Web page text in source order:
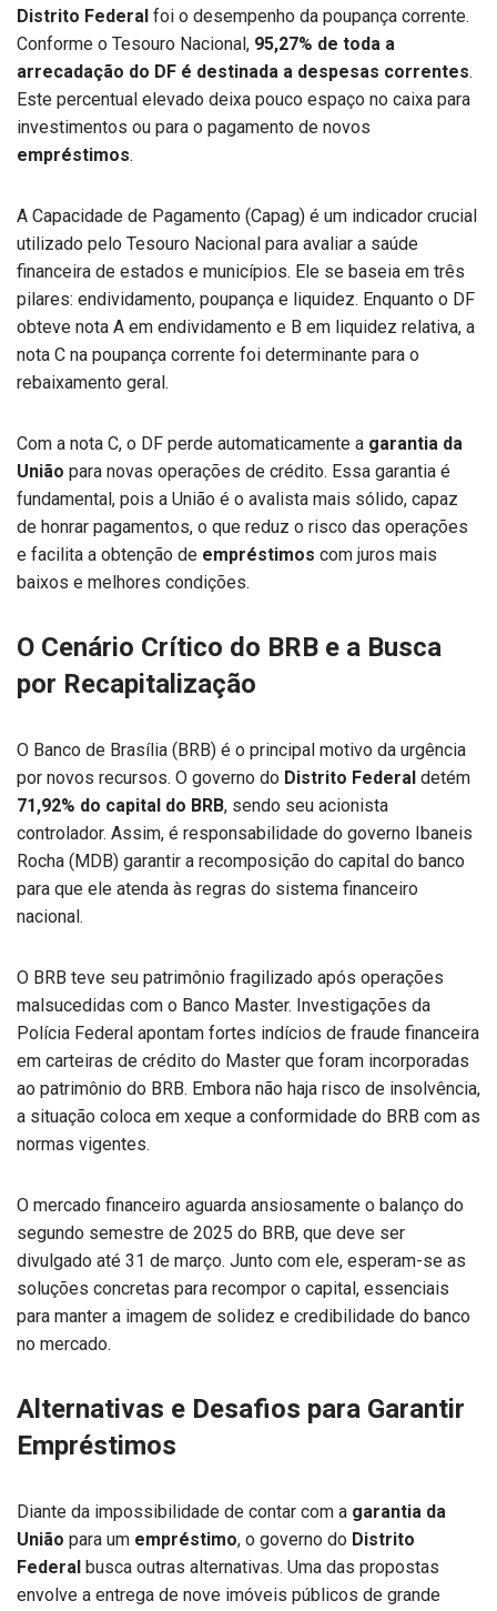
Distrito Federal foi o desempenho da poupança corrente.
Conforme o Tesouro Nacional, 95,27% de toda a
arrecadação do DF é destinada a despesas correntes.
Este percentual elevado deixa pouco espaço no caixa para
investimentos ou para o pagamento de novos
empréstimos.
A Capacidade de Pagamento (Capag) é um indicador crucial
utilizado pelo Tesouro Nacional para avaliar a saúde
financeira de estados e municípios. Ele se baseia em três
pilares: endividamento, poupança e liquidez. Enquanto o DF
obteve nota A em endividamento e B em liquidez relativa, a
nota C na poupança corrente foi determinante para o
rebaixamento geral.
Com a nota C, o DF perde automaticamente a garantia da
União para novas operações de crédito. Essa garantia é
fundamental, pois a União é o avalista mais sólido, capaz
de honrar pagamentos, o que reduz o risco das operações
e facilita a obtenção de empréstimos com juros mais
baixos e melhores condições.
O Cenário Crítico do BRB e a Busca
por Recapitalização
O Banco de Brasília (BRB) é o principal motivo da urgência
por novos recursos. O governo do Distrito Federal detém
71,92% do capital do BRB, sendo seu acionista
controlador. Assim, é responsabilidade do governo Ibaneis
Rocha (MDB) garantir a recomposição do capital do banco
para que ele atenda às regras do sistema financeiro
nacional.
O BRB teve seu patrimônio fragilizado após operações
malsucedidas com o Banco Master. Investigações da
Polícia Federal apontam fortes indícios de fraude financeira
em carteiras de crédito do Master que foram incorporadas
ao patrimônio do BRB. Embora não haja risco de insolvência,
a situação coloca em xeque a conformidade do BRB com as
normas vigentes.
O mercado financeiro aguarda ansiosamente o balanço do
segundo semestre de 2025 do BRB, que deve ser
divulgado até 31 de março. Junto com ele, esperam-se as
soluções concretas para recompor o capital, essenciais
para manter a imagem de solidez e credibilidade do banco
no mercado.
Alternativas e Desafios para Garantir
Empréstimos
Diante da impossibilidade de contar com a garantia da
União para um empréstimo, o governo do Distrito
Federal busca outras alternativas. Uma das propostas
envolve a entrega de nove imóveis públicos de grande